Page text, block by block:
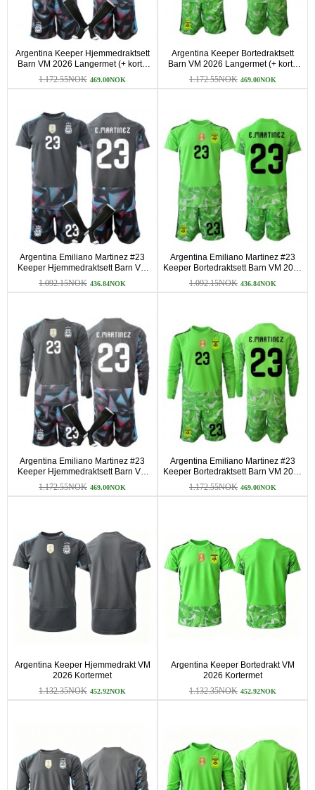
Argentina Keeper Hjemmedraktsett
Barn VM 2026 Langermet (+ korte
bukser)
1.172.55NOK 469.00NOK
Argentina Keeper Bortedraktsett
Barn VM 2026 Langermet (+ korte
bukser)
1.172.55NOK 469.00NOK
Argentina Emiliano Martinez #23
Keeper Hjemmedraktsett Barn VM
2026 Kortermet (+ korte bukser)
1.092.15NOK 436.84NOK
Argentina Emiliano Martinez #23
Keeper Bortedraktsett Barn VM 2026
Kortermet (+ korte bukser)
1.092.15NOK 436.84NOK
Argentina Emiliano Martinez #23
Keeper Hjemmedraktsett Barn VM
2026 Langermet (+ korte bukser)
1.172.55NOK 469.00NOK
Argentina Emiliano Martinez #23
Keeper Bortedraktsett Barn VM 2026
Langermet (+ korte bukser)
1.172.55NOK 469.00NOK
Argentina Keeper Hjemmedrakt VM
2026 Kortermet
1.132.35NOK 452.92NOK
Argentina Keeper Bortedrakt VM
2026 Kortermet
1.132.35NOK 452.92NOK